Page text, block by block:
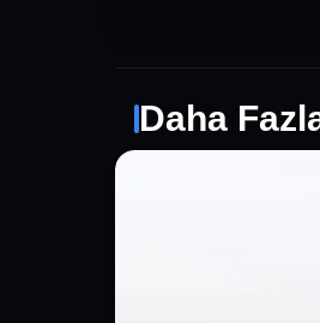
Daha